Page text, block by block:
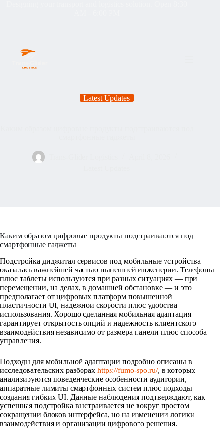
Latest Updates
Каким образом цифровые продукты подстраиваются под
смартфонные гаджеты
Подстройка диджитал сервисов под мобильные устройства
оказалась важнейшей частью нынешней инженерии. Телефоны
плюс таблеты используются при разных ситуациях — при
перемещении, на делах, в домашней обстановке — и это
предполагает от цифровых платформ повышенной
пластичности UI, надежной скорости плюс удобства
использования. Хорошо сделанная мобильная адаптация
гарантирует открытость опций и надежность клиентского
взаимодействия независимо от размера панели плюс способа
управления.
Подходы для мобильной адаптации подробно описаны в
исследовательских разборах https://fumo-spo.ru/, в которых
анализируются поведенческие особенности аудитории,
аппаратные лимиты смартфонных систем плюс подходы
создания гибких UI. Данные наблюдения подтверждают, как
успешная подстройка выстраивается не вокруг простом
сокращении блоков интерфейса, но на изменении логики
взаимодействия и организации цифрового решения.